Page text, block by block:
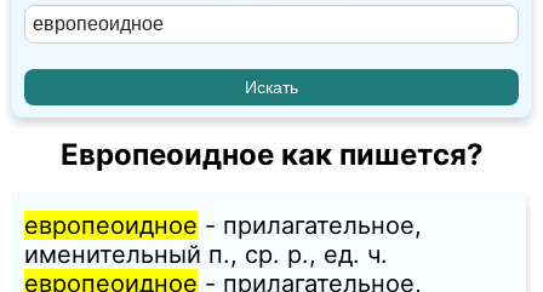
Европеоидное как пишется?
европеоидное - прилагательное,
именительный п., ср. p., ед. ч.
европеоидное - прилагательное,